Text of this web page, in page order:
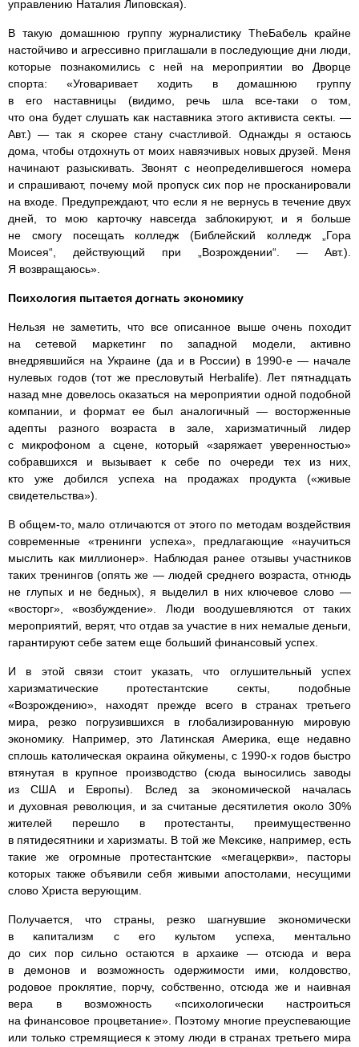
управлению Наталия Липовская).
В такую домашнюю группу журналистику TheБабель крайне
настойчиво и агрессивно приглашали в последующие дни люди,
которые познакомились с ней на мероприятии во Дворце
спорта: «Уговаривает ходить в домашнюю группу
в его наставницы (видимо, речь шла все-таки о том,
что она будет слушать как наставника этого активиста секты. —
Авт.) — так я скорее стану счастливой. Однажды я остаюсь
дома, чтобы отдохнуть от моих навязчивых новых друзей. Меня
начинают разыскивать. Звонят с неопределившегося номера
и спрашивают, почему мой пропуск сих пор не просканировали
на входе. Предупреждают, что если я не вернусь в течение двух
дней, то мою карточку навсегда заблокируют, и я больше
не смогу посещать колледж (Библейский колледж „Гора
Моисея“, действующий при „Возрождении“. — Авт.).
Я возвращаюсь».
Психология пытается догнать экономику
Нельзя не заметить, что все описанное выше очень походит
на сетевой маркетинг по западной модели, активно
внедрявшийся на Украине (да и в России) в 1990-е — начале
нулевых годов (тот же пресловутый Herbalife). Лет пятнадцать
назад мне довелось оказаться на мероприятии одной подобной
компании, и формат ее был аналогичный — восторженные
адепты разного возраста в зале, харизматичный лидер
с микрофоном а сцене, который «заряжает уверенностью»
собравшихся и вызывает к себе по очереди тех из них,
кто уже добился успеха на продажах продукта («живые
свидетельства»).
В общем-то, мало отличаются от этого по методам воздействия
современные «тренинги успеха», предлагающие «научиться
мыслить как миллионер». Наблюдая ранее отзывы участников
таких тренингов (опять же — людей среднего возраста, отнюдь
не глупых и не бедных), я выделил в них ключевое слово —
«восторг», «возбуждение». Люди воодушевляются от таких
мероприятий, верят, что отдав за участие в них немалые деньги,
гарантируют себе затем еще больший финансовый успех.
И в этой связи стоит указать, что оглушительный успех
харизматические протестантские секты, подобные
«Возрождению», находят прежде всего в странах третьего
мира, резко погрузившихся в глобализированную мировую
экономику. Например, это Латинская Америка, еще недавно
сплошь католическая окраина ойкумены, с 1990-х годов быстро
втянутая в крупное производство (сюда выносились заводы
из США и Европы). Вслед за экономической началась
и духовная революция, и за считаные десятилетия около 30%
жителей перешло в протестанты, преимущественно
в пятидесятники и харизматы. В той же Мексике, например, есть
такие же огромные протестантские «мегацеркви», пасторы
которых также объявили себя живыми апостолами, несущими
слово Христа верующим.
Получается, что страны, резко шагнувшие экономически
в капитализм с его культом успеха, ментально
до сих пор сильно остаются в архаике — отсюда и вера
в демонов и возможность одержимости ими, колдовство,
родовое проклятие, порчу, собственно, отсюда же и наивная
вера в возможность «психологически настроиться
на финансовое процветание». Поэтому многие преуспевающие
или только стремящиеся к этому люди в странах третьего мира